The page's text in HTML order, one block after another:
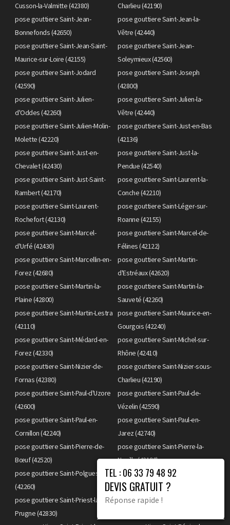
Cusson-la-Valmitte (42380)
Charlieu (42190)
pose gouttiere Saint-Jean-
Bonnefonds (42650)
pose gouttiere Saint-Jean-la-
Vêtre (42440)
pose gouttiere Saint-Jean-Saint-
Maurice-sur-Loire (42155)
pose gouttiere Saint-Jean-
Soleymieux (42560)
pose gouttiere Saint-Jodard
(42590)
pose gouttiere Saint-Joseph
(42800)
pose gouttiere Saint-Julien-
d'Oddes (42260)
pose gouttiere Saint-Julien-la-
Vêtre (42440)
pose gouttiere Saint-Julien-Molin-
Molette (42220)
pose gouttiere Saint-Just-en-Bas
(42136)
pose gouttiere Saint-Just-en-
Chevalet (42430)
pose gouttiere Saint-Just-la-
Pendue (42540)
pose gouttiere Saint-Just-Saint-
Rambert (42170)
pose gouttiere Saint-Laurent-la-
Conche (42210)
pose gouttiere Saint-Laurent-
Rochefort (42130)
pose gouttiere Saint-Léger-sur-
Roanne (42155)
pose gouttiere Saint-Marcel-
d'Urfé (42430)
pose gouttiere Saint-Marcel-de-
Félines (42122)
pose gouttiere Saint-Marcellin-en-
Forez (42680)
pose gouttiere Saint-Martin-
d'Estréaux (42620)
pose gouttiere Saint-Martin-la-
Plaine (42800)
pose gouttiere Saint-Martin-la-
Sauveté (42260)
pose gouttiere Saint-Martin-Lestra
(42110)
pose gouttiere Saint-Maurice-en-
Gourgois (42240)
pose gouttiere Saint-Médard-en-
Forez (42330)
pose gouttiere Saint-Michel-sur-
Rhône (42410)
pose gouttiere Saint-Nizier-de-
Fornas (42380)
pose gouttiere Saint-Nizier-sous-
Charlieu (42190)
pose gouttiere Saint-Paul-d'Uzore
(42600)
pose gouttiere Saint-Paul-de-
Vézelin (42590)
pose gouttiere Saint-Paul-en-
Cornillon (42240)
pose gouttiere Saint-Paul-en-
Jarez (42740)
pose gouttiere Saint-Pierre-de-
Bœuf (42520)
pose gouttiere Saint-Pierre-la-
Noaille (42190)
pose gouttiere Saint-Polgues
(42260)
pose gouttiere Saint-Priest-en-
Jarez (42270)
pose gouttiere Saint-Priest-la-
Prugne (42830)
pose gouttiere Saint-Priest-la-
TEL : 06 33 79 48 92
DEVIS GRATUIT ?
Réponse rapide !